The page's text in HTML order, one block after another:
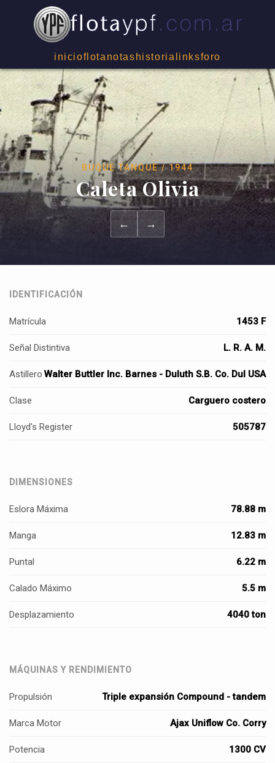
inicioflota notas historia linksforo
BUQUE TANQUE / 1944
Caleta Olivia
← →
IDENTIFICACIÓN
Matrícula 1453 F
Señal Distintiva L. R. A. M.
Astillero Walter Buttler Inc. Barnes - Duluth S.B. Co. Dul USA
Clase Carguero costero
Lloyd's Register 505787
DIMENSIONES
Eslora Máxima 78.88 m
Manga 12.83 m
Puntal 6.22 m
Calado Máximo 5.5 m
Desplazamiento 4040 ton
MÁQUINAS Y RENDIMIENTO
Propulsión Triple expansión Compound - tandem
Marca Motor Ajax Uniflow Co. Corry
Potencia 1300 CV